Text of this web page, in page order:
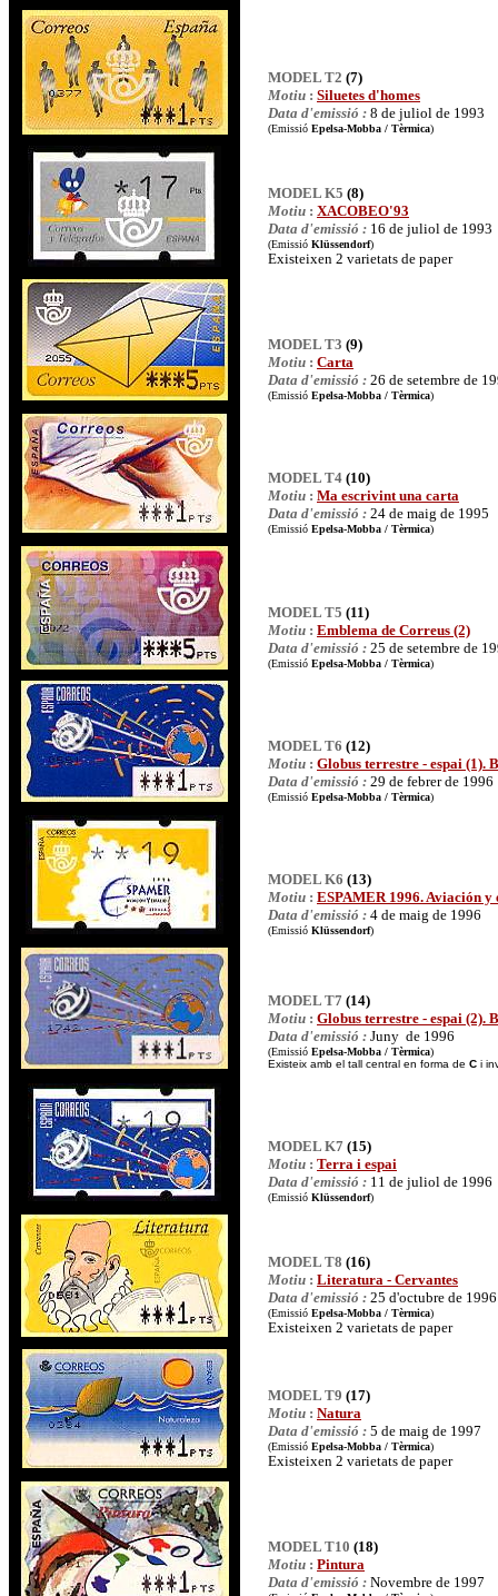
MODEL T2 (7)
Motiu : Siluetes d'homes
Data d'emissió : 8 de juliol de 1993
(Emissió Epelsa-Mobba / Tèrmica)
MODEL K5 (8)
Motiu : XACOBEO'93
Data d'emissió : 16 de juliol de 1993
(Emissió Klüssendorf)
Existeixen 2 varietats de paper
MODEL T3 (9)
Motiu : Carta
Data d'emissió : 26 de setembre de
(Emissió Epelsa-Mobba / Tèrmica)
MODEL T4 (10)
Motiu : Ma escrivint una carta
Data d'emissió : 24 de maig de 1995
(Emissió Epelsa-Mobba / Tèrmica)
MODEL T5 (11)
Motiu : Emblema de Correus (2)
Data d'emissió : 25 de setembre de
(Emissió Epelsa-Mobba / Tèrmica)
MODEL T6 (12)
Motiu : Globus terrestre - espai (1).
Data d'emissió : 29 de febrer de 1996
(Emissió Epelsa-Mobba / Tèrmica)
MODEL K6 (13)
Motiu : ESPAMER 1996. Aviación y
Data d'emissió : 4 de maig de 1996
(Emissió Klüssendorf)
MODEL T7 (14)
Motiu : Globus terrestre - espai (2).
Data d'emissió : Juny de 1996
(Emissió Epelsa-Mobba / Tèrmica)
Existeix amb el tall central en forma de C i
MODEL K7 (15)
Motiu : Terra i espai
Data d'emissió : 11 de juliol de 1996
(Emissió Klüssendorf)
MODEL T8 (16)
Motiu : Literatura - Cervantes
Data d'emissió : 25 d'octubre de 1996
(Emissió Epelsa-Mobba / Tèrmica)
Existeixen 2 varietats de paper
MODEL T9 (17)
Motiu : Natura
Data d'emissió : 5 de maig de 1997
(Emissió Epelsa-Mobba / Tèrmica)
Existeixen 2 varietats de paper
MODEL T10 (18)
Motiu : Pintura
Data d'emissió : Novembre de 1997